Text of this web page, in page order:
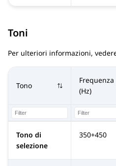
Toni
Per ulteriori informazioni,
Tono
Frequenza
(Hz)
Tono di
selezione
350+450